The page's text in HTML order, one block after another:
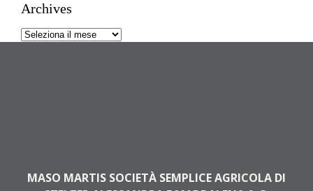
Archives
Archives
MASO MARTIS SOCIETÀ SEMPLICE AGRICOLA DI